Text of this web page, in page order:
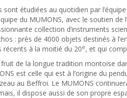
sont étudiées au quotidien par
du MUMONS, avec le soutien
collection d’instruments
: près de 4000 objets destinés à
récents à la moitié du 20e, et qui
de la longue tradition montoise
est celle qui est à l’origine du
au Beffroi. Le MUMONS
il dispose aussi de son propre